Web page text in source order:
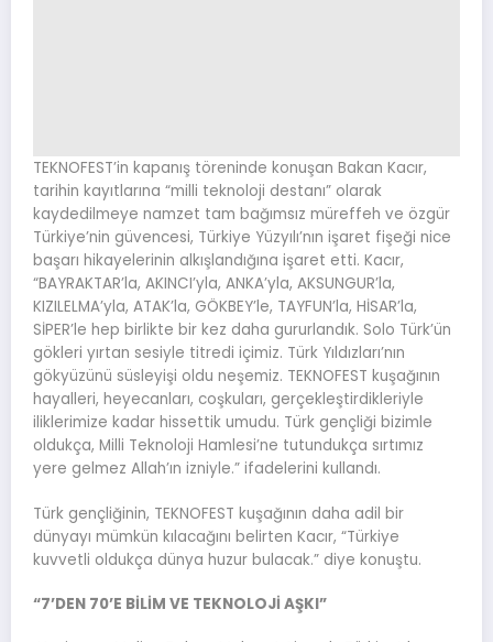
TEKNOFEST’in kapanış töreninde konuşan Bakan Kacır,
tarihin kayıtlarına “milli teknoloji destanı” olarak
kaydedilmeye namzet tam bağımsız müreffeh ve özgür
Türkiye’nin güvencesi, Türkiye Yüzyılı’nın işaret fişeği nice
başarı hikayelerinin alkışlandığına işaret etti. Kacır,
“BAYRAKTAR’la, AKINCI’yla, ANKA’yla, AKSUNGUR’la,
KIZILELMA’yla, ATAK’la, GÖKBEY’le, TAYFUN’la, HİSAR’la,
SİPER’le hep birlikte bir kez daha gururlandık. Solo Türk’ün
gökleri yırtan sesiyle titredi içimiz. Türk Yıldızları’nın
gökyüzünü süsleyişi oldu neşemiz. TEKNOFEST kuşağının
hayalleri, heyecanları, coşkuları, gerçekleştirdikleriyle
iliklerimize kadar hissettik umudu. Türk gençliği bizimle
oldukça, Milli Teknoloji Hamlesi’ne tutundukça sırtımız
yere gelmez Allah’ın izniyle.” ifadelerini kullandı.
Türk gençliğinin, TEKNOFEST kuşağının daha adil bir
dünyayı mümkün kılacağını belirten Kacır, “Türkiye
kuvvetli oldukça dünya huzur bulacak.” diye konuştu.
“7’DEN 70’E BİLİM VE TEKNOLOJİ AŞKI”